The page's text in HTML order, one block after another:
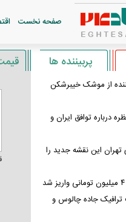
صفحه نخست
پربیننده ها
از موشک خیبرشکن
درباره توافق ایران و
تهران این نقشه جدید را
جاده چالوس و